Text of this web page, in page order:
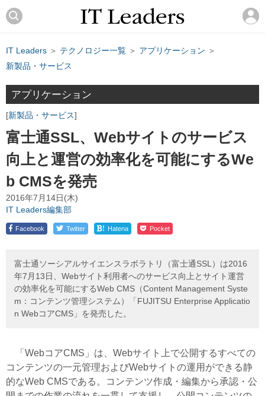
IT Leaders ＞ テクノロジー一覧 ＞ アプリケーション ＞
新製品・サービス
アプリケーション
新製品・サービス
富士通SSL、Webサイトのサービス
向上と運営の効率化を可能にするWe
b CMSを発売
2016年7月14日(木)
IT Leaders編集部
Facebook Twitter ! Hatena Pocket
富士通ソーシアルサイエンスラボラトリ（富士通SSL）は2016
年7月13日、Webサイト利用者へのサービス向上とサイト運営
の効率化を可能にするWeb CMS（Content Management Syste
m：コンテンツ管理システム）「FUJITSU Enterprise Applicatio
n WebコアCMS」を発売した。
「WebコアCMS」は、Webサイト上で公開するすべての
コンテンツの一元管理およびWebサイトの運用ができる静
的なWeb CMSである。コンテンツ作成・編集から承認・公